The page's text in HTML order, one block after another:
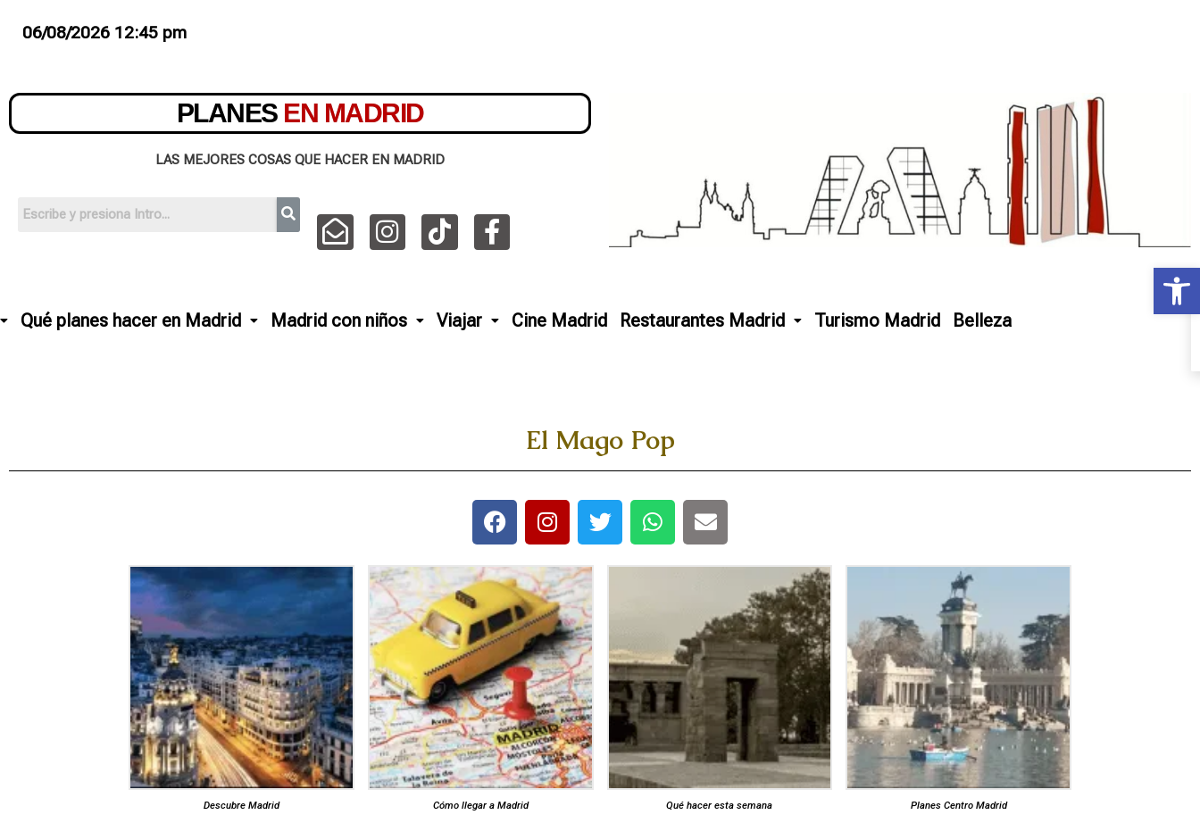
06/08/2026 12:45 pm
PLANES EN MADRID
LAS MEJORES COSAS QUE HACER EN MADRID
Qué planes hacer en Madrid Madrid con niños Viajar Cine Madrid Restaurantes Madrid Turismo Madrid Belleza
El Mago Pop
Descubre Madrid Cómo llegar a Madrid Qué hacer esta semana Planes Centro Madrid